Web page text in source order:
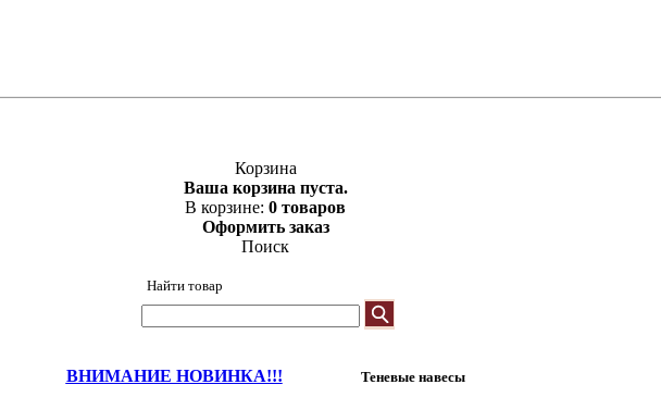
Корзина
Ваша корзина пуста.
В корзине: 0 товаров
Оформить заказ
Поиск
Найти товар
ВНИМАНИЕ НОВИНКА!!! Теневые навесы